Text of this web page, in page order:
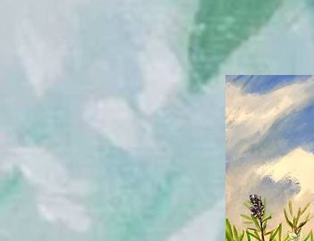
ACTIVIDADES